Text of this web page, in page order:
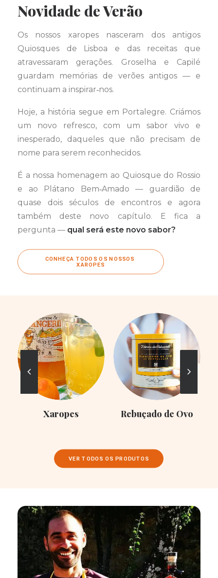
Novidade de Verão
Os nossos xaropes nasceram dos antigos
Quiosques de Lisboa e das receitas que
atravessaram gerações. Groselha e Capilé
guardam memórias de verões antigos — e
continuam a inspirar‑nos.
Hoje, a história segue em Portalegre. Criámos
um novo refresco, com um sabor vivo e
inesperado, daqueles que não precisam de
nome para serem reconhecidos.
É a nossa homenagem ao Quiosque do Rossio
e ao Plátano Bem‑Amado — guardião de
quase dois séculos de encontros e agora
também deste novo capítulo. E fica a
pergunta — qual será este novo sabor?
CONHEÇA TODOS OS NOSSOS
XAROPES
Xaropes Rebuçado de Ovo
VER TODOS OS PRODUTOS